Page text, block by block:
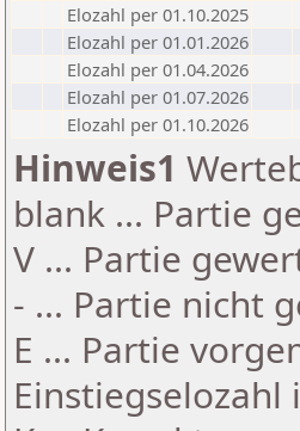
Elozahl per 01.10.2025
Elozahl per 01.01.2026
Elozahl per 01.04.2026
Elozahl per 01.07.2026
Elozahl per 01.10.2026
Hinweis1
blank ... Partie
V ... Partie
- ... Partie nicht
E ... Partie